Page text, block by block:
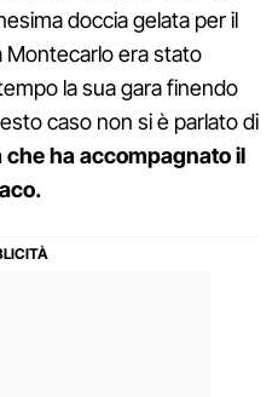
doccia gelata per il
Montecarlo era stato
la sua gara finendo
caso non si è parlato di
che ha accompagnato il